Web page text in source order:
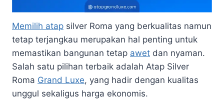
Memilih atap silver Roma yang berkualitas namun
tetap terjangkau merupakan hal penting untuk
memastikan bangunan tetap awet dan nyaman.
Salah satu pilihan terbaik adalah Atap Silver
Roma Grand Luxe, yang hadir dengan kualitas
unggul sekaligus harga ekonomis.